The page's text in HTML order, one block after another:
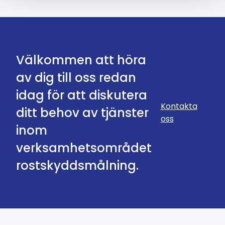
Välkommen att höra
av dig till oss redan
idag för att diskutera
ditt behov av tjänster
inom
verksamhetsområdet
rostskyddsmålning.
Kontakta
oss